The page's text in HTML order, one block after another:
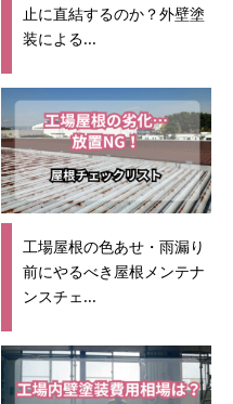
止に直結するのか？外壁塗
装による...
工場屋根の色あせ・雨漏り
前にやるべき屋根メンテナ
ンスチェ...